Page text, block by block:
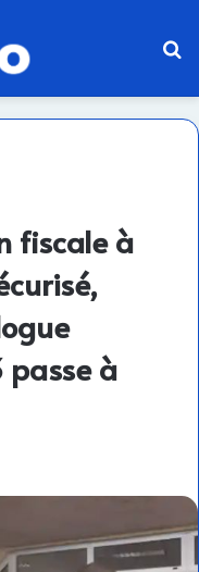
fiscale à
passe à